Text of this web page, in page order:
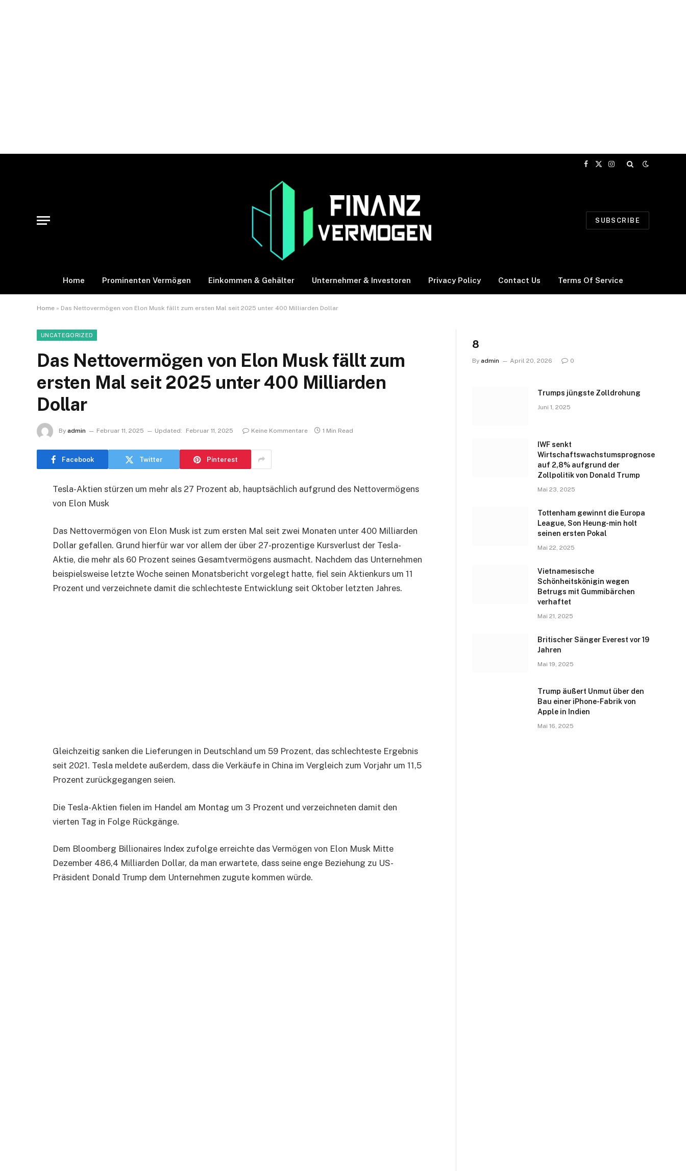
Facebook
X
Instagram
SUBSCRIBE
Home Prominenten Vermögen Einkommen & Gehälter Unternehmer & Investoren Privacy Policy Contact Us Terms Of Service
Home » Das Nettovermögen von Elon Musk fällt zum ersten Mal seit 2025 unter 400 Milliarden Dollar
UNCATEGORIZED
Das Nettovermögen von Elon Musk fällt zum
ersten Mal seit 2025 unter 400 Milliarden
Dollar
By admin Februar 11, 2025 Updated: Februar 11, 2025 Keine Kommentare 1 Min Read
Facebook Twitter Pinterest
Tesla-Aktien stürzen um mehr als 27 Prozent ab, hauptsächlich aufgrund des Nettovermögens
von Elon Musk
Das Nettovermögen von Elon Musk ist zum ersten Mal seit zwei Monaten unter 400 Milliarden
Dollar gefallen. Grund hierfür war vor allem der über 27-prozentige Kursverlust der Tesla-
Aktie, die mehr als 60 Prozent seines Gesamtvermögens ausmacht. Nachdem das Unternehmen
beispielsweise letzte Woche seinen Monatsbericht vorgelegt hatte, fiel sein Aktienkurs um 11
Prozent und verzeichnete damit die schlechteste Entwicklung seit Oktober letzten Jahres.
Gleichzeitig sanken die Lieferungen in Deutschland um 59 Prozent, das schlechteste Ergebnis
seit 2021. Tesla meldete außerdem, dass die Verkäufe in China im Vergleich zum Vorjahr um 11,5
Prozent zurückgegangen seien.
Die Tesla-Aktien fielen im Handel am Montag um 3 Prozent und verzeichneten damit den
vierten Tag in Folge Rückgänge.
Dem Bloomberg Billionaires Index zufolge erreichte das Vermögen von Elon Musk Mitte
Dezember 486,4 Milliarden Dollar, da man erwartete, dass seine enge Beziehung zu US-
Präsident Donald Trump dem Unternehmen zugute kommen würde.
8
By admin April 20, 2026 0
Trumps jüngste Zolldrohung
Juni 1, 2025
IWF senkt
Wirtschaftswachstumsprognose
auf 2,8% aufgrund der
Zollpolitik von Donald Trump
Mai 23, 2025
Tottenham gewinnt die Europa
League, Son Heung-min holt
seinen ersten Pokal
Mai 22, 2025
Vietnamesische
Schönheitskönigin wegen
Betrugs mit Gummibärchen
verhaftet
Mai 21, 2025
Britischer Sänger Everest vor 19
Jahren
Mai 19, 2025
Trump äußert Unmut über den
Bau einer iPhone-Fabrik von
Apple in Indien
Mai 16, 2025